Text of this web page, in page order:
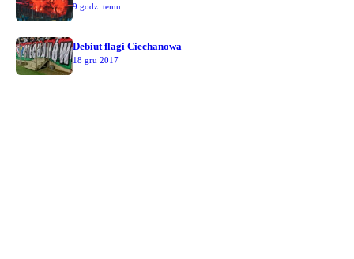
9 godz. temu
Debiut flagi Ciechanowa
18 gru 2017